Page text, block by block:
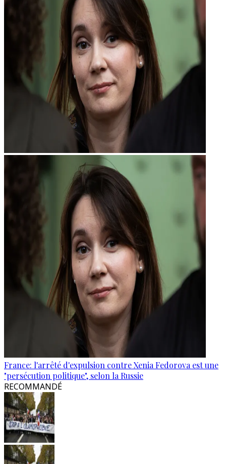
France: l'arrêté d'expulsion contre Xenia Fedorova est une
"persécution politique", selon la Russie
RECOMMANDÉ